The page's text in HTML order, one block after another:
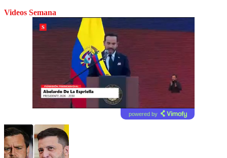
Videos Semana
powered by